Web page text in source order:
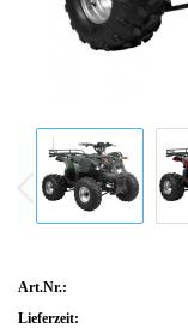
Art.Nr.:
Lieferzeit: